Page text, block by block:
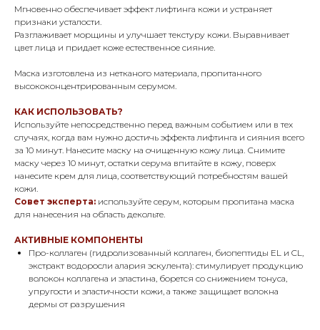
Мгновенно обеспечивает эффект лифтинга кожи и устраняет
признаки усталости.
Разглаживает морщины и улучшает текстуру кожи. Выравнивает
цвет лица и придает коже естественное сияние.
Маска изготовлена из нетканого материала, пропитанного
высококонцентрированным серумом.
КАК ИСПОЛЬЗОВАТЬ?
Используйте непосредственно перед важным событием или в тех
случаях, когда вам нужно достичь эффекта лифтинга и сияния всего
за 10 минут. Нанесите маску на очищенную кожу лица. Снимите
маску через 10 минут, остатки серума впитайте в кожу, поверх
нанесите крем для лица, соответствующий потребностям вашей
кожи.
Совет эксперта: используйте серум, которым пропитана маска
для нанесения на область декольте.
АКТИВНЫЕ КОМПОНЕНТЫ
Про-коллаген (гидролизованный коллаген, биопептиды EL и CL,
экстракт водоросли алария эскулента): стимулирует продукцию
волокон коллагена и эластина, борется со снижением тонуса,
упругости и эластичности кожи, а также защищает волокна
дермы от разрушения